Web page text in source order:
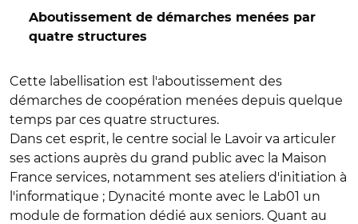
Aboutissement de démarches menées par
quatre structures
Cette labellisation est l'aboutissement des
démarches de coopération menées depuis quelque
temps par ces quatre structures.
Dans cet esprit, le centre social le Lavoir va articuler
ses actions auprès du grand public avec la Maison
France services, notamment ses ateliers d'initiation à
l'informatique ; Dynacité monte avec le Lab01 un
module de formation dédié aux seniors. Quant au